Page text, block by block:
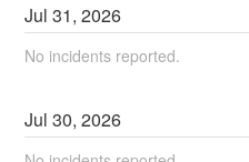
Jul31,2026
No incidents reported.
Jul30,2026